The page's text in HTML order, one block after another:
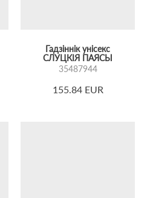
Гадзіннік унісекс
СЛУЦКІЯ ПАЯСЫ
35487944
155.84 EUR